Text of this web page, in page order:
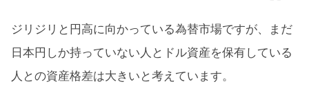
ジリジリと円高に向かっている為替市場ですが、まだ
日本円しか持っていない人とドル資産を保有している
人との資産格差は大きいと考えています。